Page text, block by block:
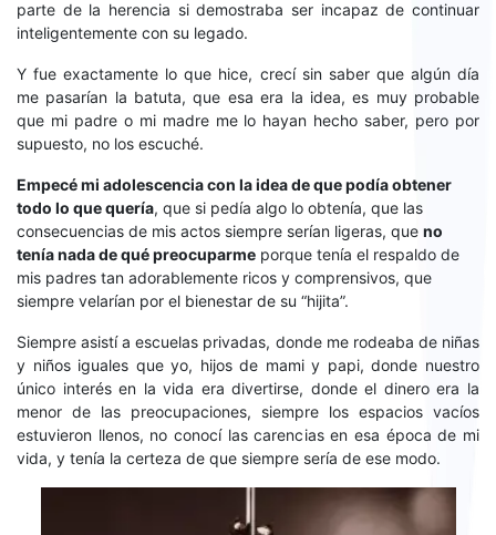
parte de la herencia si demostraba ser incapaz de continuar
inteligentemente con su legado.
Y fue exactamente lo que hice, crecí sin saber que algún día
me pasarían la batuta, que esa era la idea, es muy probable
que mi padre o mi madre me lo hayan hecho saber, pero por
supuesto, no los escuché.
Empecé mi adolescencia con la idea de que podía obtener
todo lo que quería, que si pedía algo lo obtenía, que las
consecuencias de mis actos siempre serían ligeras, que no
tenía nada de qué preocuparme porque tenía el respaldo de
mis padres tan adorablemente ricos y comprensivos, que
siempre velarían por el bienestar de su “hijita”.
Siempre asistí a escuelas privadas, donde me rodeaba de niñas
y niños iguales que yo, hijos de mami y papi, donde nuestro
único interés en la vida era divertirse, donde el dinero era la
menor de las preocupaciones, siempre los espacios vacíos
estuvieron llenos, no conocí las carencias en esa época de mi
vida, y tenía la certeza de que siempre sería de ese modo.